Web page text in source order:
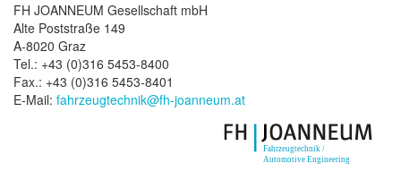
FH JOANNEUM Gesellschaft mbH
Alte Poststraße 149
A-8020 Graz
Tel.: +43 (0)316 5453-8400
Fax.: +43 (0)316 5453-8401
E-Mail: fahrzeugtechnik@fh-joanneum.at